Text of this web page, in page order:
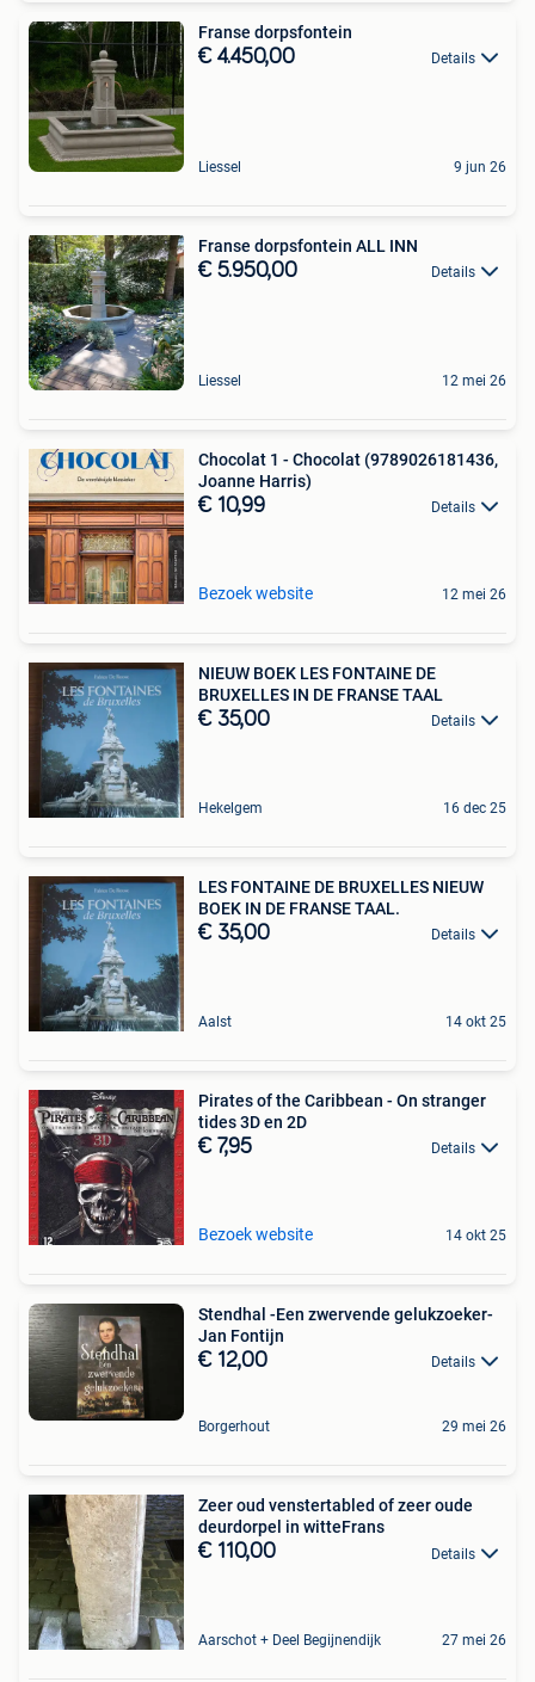
Franse dorpsfontein
€ 4.450,00 Details
Liessel 9 jun 26
Franse dorpsfontein ALL INN
€ 5.950,00 Details
Liessel 12 mei 26
Chocolat 1 - Chocolat (9789026181436,
Joanne Harris)
€ 10,99 Details
Bezoek website 12 mei 26
NIEUW BOEK LES FONTAINE DE
BRUXELLES IN DE FRANSE TAAL
€ 35,00 Details
Hekelgem 16 dec 25
LES FONTAINE DE BRUXELLES NIEUW
BOEK IN DE FRANSE TAAL.
€ 35,00 Details
Aalst 14 okt 25
Pirates of the Caribbean - On stranger
tides 3D en 2D
€ 7,95 Details
Bezoek website 14 okt 25
Stendhal -Een zwervende gelukzoeker-
Jan Fontijn
€ 12,00 Details
Borgerhout 29 mei 26
Zeer oud venstertabled of zeer oude
deurdorpel in witteFrans
€ 110,00 Details
Aarschot + Deel Begijnendijk 27 mei 26